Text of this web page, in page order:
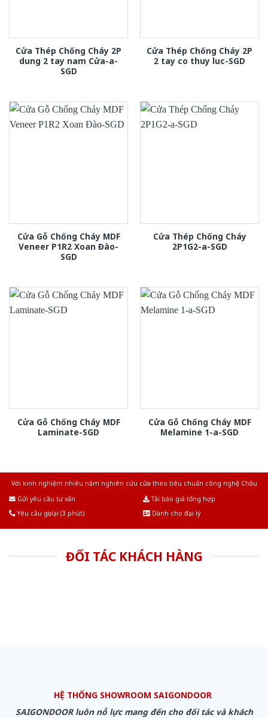
Cửa Thép Chống Cháy 2P
dung 2 tay nam Cửa-a-
SGD
Cửa Thép Chống Cháy 2P
2 tay co thuy luc-SGD
Cửa Gỗ Chống Cháy MDF
Veneer P1R2 Xoan Đào-
SGD
Cửa Thép Chống Cháy
2P1G2-a-SGD
Cửa Gỗ Chống Cháy MDF
Laminate-SGD
Cửa Gỗ Chống Cháy MDF
Melamine 1-a-SGD
Với kinh nghiệm nhiêu năm nghiên cứu cửa theo tiêu chuẩn công nghệ Châu
Gửi yêu cầu tư vấn
Tải báo giá tổng hợp
Yêu cầu gọi lại (3 phút)
Dành cho đại lý
ĐỐI TÁC KHÁCH HÀNG
HỆ THỐNG SHOWROOM SAIGONDOOR
SAIGONDOOR luôn nỗ lực mang đến cho đối tác và khách